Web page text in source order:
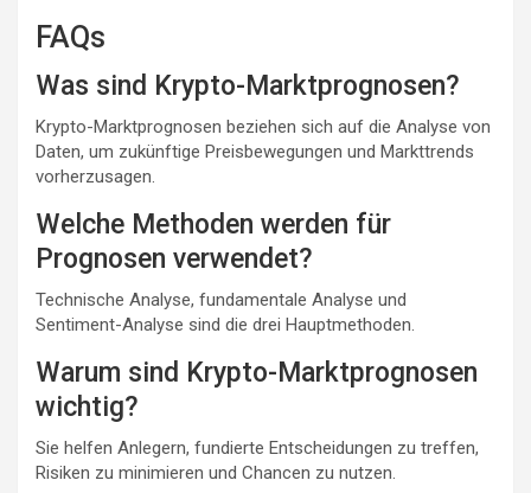
FAQs
Was sind Krypto-Marktprognosen?
Krypto-Marktprognosen beziehen sich auf die Analyse von
Daten, um zukünftige Preisbewegungen und Markttrends
vorherzusagen.
Welche Methoden werden für
Prognosen verwendet?
Technische Analyse, fundamentale Analyse und
Sentiment-Analyse sind die drei Hauptmethoden.
Warum sind Krypto-Marktprognosen
wichtig?
Sie helfen Anlegern, fundierte Entscheidungen zu treffen,
Risiken zu minimieren und Chancen zu nutzen.